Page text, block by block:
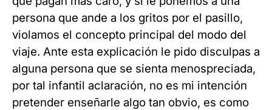
persona que ande a los gritos por el pasillo,
violamos el concepto principal del modo del
viaje. Ante esta explicación le pido disculpas a
alguna persona que se sienta menospreciada,
por tal infantil aclaración, no es mi intención
pretender enseñarle algo tan obvio, es como